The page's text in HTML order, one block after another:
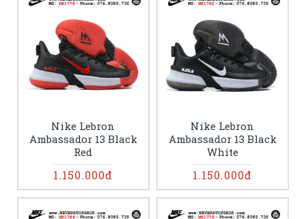
Nike Lebron
Ambassador 13 Black
Red
1.150.000đ
Nike Lebron
Ambassador 13 Black
White
1.150.000đ